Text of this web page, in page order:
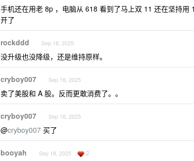
手机还在用老 8p ，电脑从 618 看到了马上双 11 还在坚持
开了
rockddd Sep 18, 2025
没升级也没降级，还是维持原样。
cryboy007 Sep 18, 2025
卖了美股和 A 股。反而更敢消费了。。
cryboy007 Sep 18, 2025
@cryboy007 买了
booyah Sep 18, 2025 2